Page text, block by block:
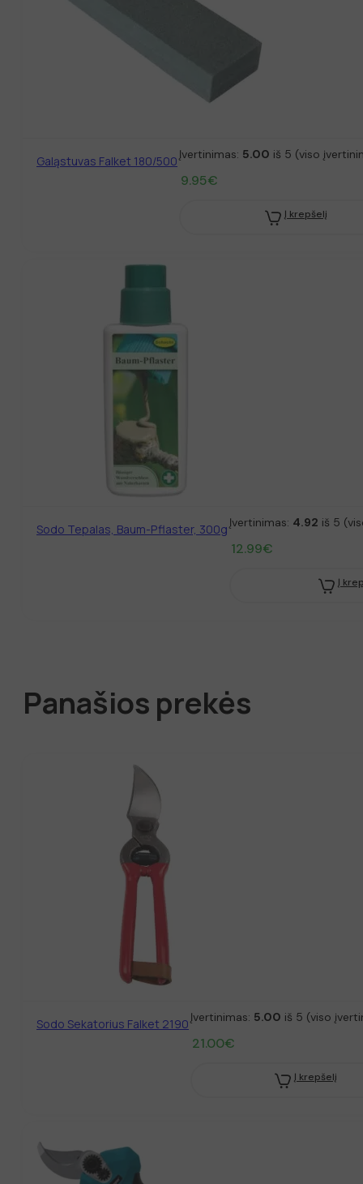
Galąstuvas Falket 180/500 Įvertinimas: 5.00 iš 5 (viso
9.95€
Į krepšelį
Sodo Tepalas, Baum-Pflaster, 300g Įvertinimas: 4.92 iš 5
12.99€
Į
Panašios prekės
Sodo Sekatorius Falket 2190 Įvertinimas: 5.00 iš 5 (viso
21.00€
Į krepšelį